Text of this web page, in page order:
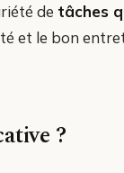
de tâches
et le bon
?